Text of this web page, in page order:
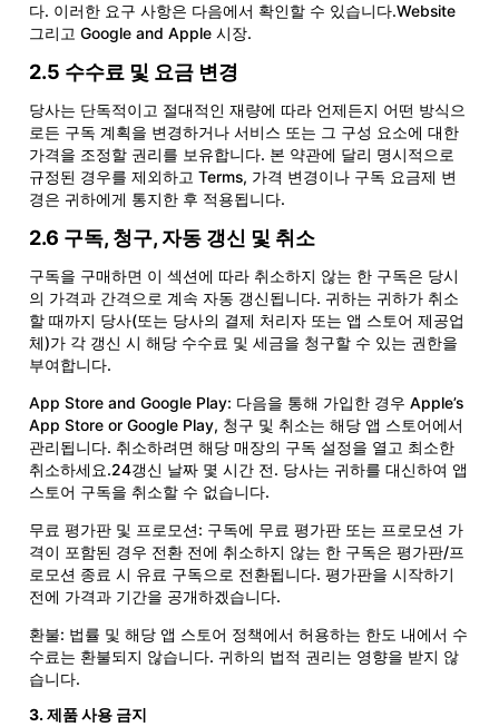
다. 이러한 요구 사항은 다음에서 확인할 수 있습니다.Website
그리고 Google and Apple 시장.
2.5 수수료 및 요금 변경
당사는 단독적이고 절대적인 재량에 따라 언제든지 어떤 방식으
로든 구독 계획을 변경하거나 서비스 또는 그 구성 요소에 대한
가격을 조정할 권리를 보유합니다. 본 약관에 달리 명시적으로
규정된 경우를 제외하고 Terms, 가격 변경이나 구독 요금제 변
경은 귀하에게 통지한 후 적용됩니다.
2.6 구독, 청구, 자동 갱신 및 취소
구독을 구매하면 이 섹션에 따라 취소하지 않는 한 구독은 당시
의 가격과 간격으로 계속 자동 갱신됩니다. 귀하는 귀하가 취소
할 때까지 당사(또는 당사의 결제 처리자 또는 앱 스토어 제공업
체)가 각 갱신 시 해당 수수료 및 세금을 청구할 수 있는 권한을
부여합니다.
App Store and Google Play: 다음을 통해 가입한 경우 Apple’s
App Store or Google Play, 청구 및 취소는 해당 앱 스토어에서
관리됩니다. 취소하려면 해당 매장의 구독 설정을 열고 최소한
취소하세요.24갱신 날짜 몇 시간 전. 당사는 귀하를 대신하여 앱
스토어 구독을 취소할 수 없습니다.
무료 평가판 및 프로모션: 구독에 무료 평가판 또는 프로모션 가
격이 포함된 경우 전환 전에 취소하지 않는 한 구독은 평가판/프
로모션 종료 시 유료 구독으로 전환됩니다. 평가판을 시작하기
전에 가격과 기간을 공개하겠습니다.
환불: 법률 및 해당 앱 스토어 정책에서 허용하는 한도 내에서 수
수료는 환불되지 않습니다. 귀하의 법적 권리는 영향을 받지 않
습니다.
3. 제품 사용 금지